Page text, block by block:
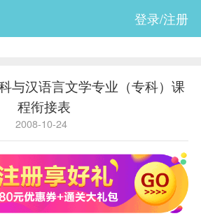
登录/注册
与汉语言文学专业（专科）课
程衔接表
2008-10-24